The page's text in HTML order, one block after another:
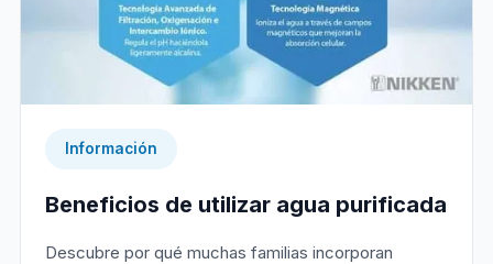
Información
Beneficios de utilizar agua purificada
Descubre por qué muchas familias incorporan